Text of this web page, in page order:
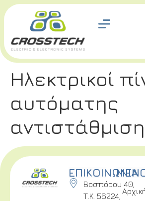
Ηλεκτρικοί
αυτόματης
ΕΠΙΚΟΙΝΩΝΙΑ
Βοσπόρου 40,
Τ.Κ. 56224,